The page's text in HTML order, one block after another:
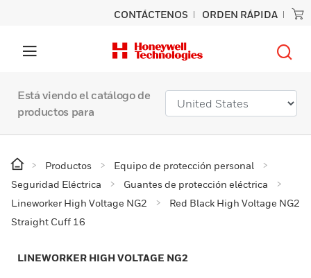
CONTÁCTENOS ORDEN RÁPIDA
Está viendo el catálogo de
productos para
Productos
Equipo de protección personal
Seguridad Eléctrica
Guantes de protección eléctrica
Lineworker High Voltage NG2
Red Black High Voltage NG2
Straight Cuff 16
LINEWORKER HIGH VOLTAGE NG2